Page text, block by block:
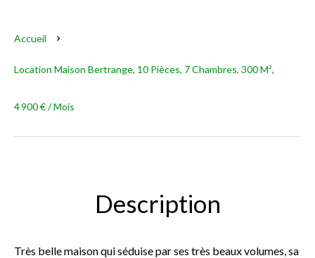
Accueil
Location Maison Bertrange, 10 Pièces, 7 Chambres, 300 M²,
4 900 € / Mois
Description
Très belle maison qui séduise par ses très beaux volumes, sa